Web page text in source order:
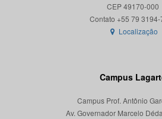
CEP 49170-000
Localização
Campus
Campus Prof. Antônio
Av. Governador Marcelo